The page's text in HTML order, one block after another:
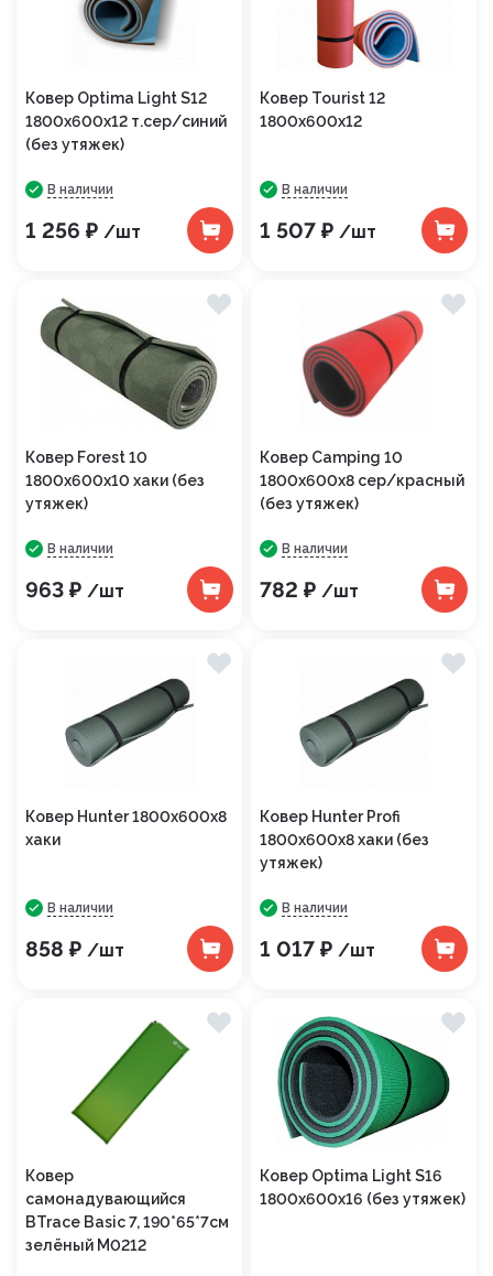
Ковер Optima Light S12
1800х600х12 т.сер/синий
(без утяжек)
В наличии
1 256 ₽ /шт
Ковер Tourist 12
1800х600х12
В наличии
1 507 ₽ /шт
Ковер Forest 10
1800х600х10 хаки (без
утяжек)
В наличии
963 ₽ /шт
Ковер Camping 10
1800х600х8 сер/красный
(без утяжек)
В наличии
782 ₽ /шт
Ковер Hunter 1800х600х8
хаки
В наличии
858 ₽ /шт
Ковер Hunter Profi
1800х600х8 хаки (без
утяжек)
В наличии
1 017 ₽ /шт
Ковер
самонадувающийся
BTrace Basic 7, 190*65*7см
зелёный М0212
Ковер Optima Light S16
1800х600х16 (без утяжек)